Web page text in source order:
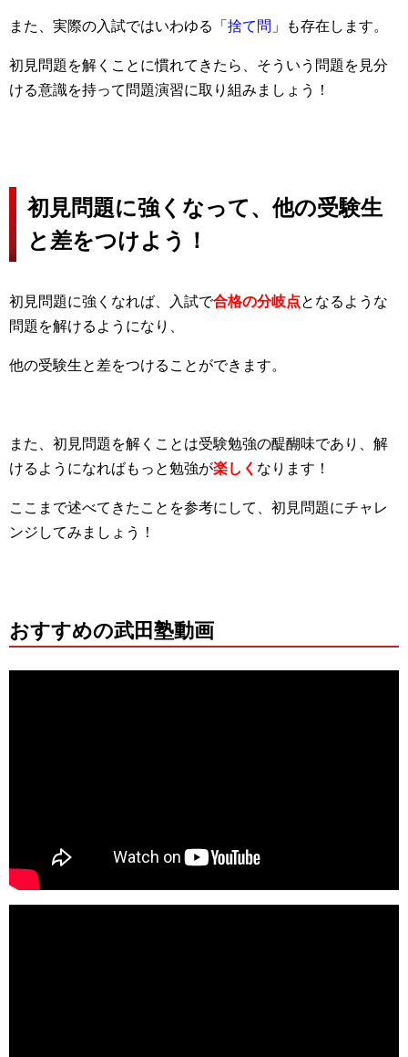
また、実際の入試ではいわゆる「 捨て問 」も存在します。
初見問題を解くことに慣れてきたら、そういう問題を見分
ける意識を持って問題演習に取り組みましょう！
初見問題に強くなって、他の受験生
と差をつけよう！
初見問題に強くなれば、入試で合格の分岐点となるような
問題を解けるようになり、
他の受験生と差をつけることができます。
また、初見問題を解くことは受験勉強の醍醐味であり、解
けるようになればもっと勉強が楽しく なります！
ここまで述べてきたことを参考にして、初見問題にチャレ
ンジしてみましょう！
おすすめの武田塾動画